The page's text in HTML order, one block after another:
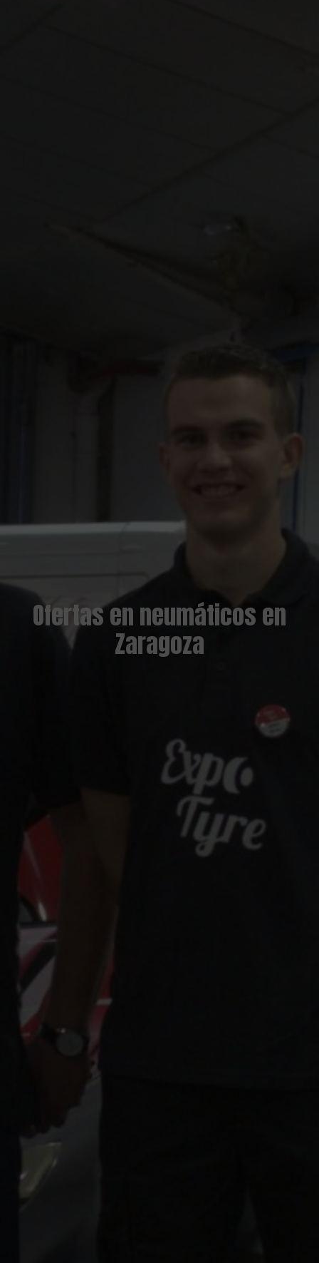
Ofertas en neumáticos en
Zaragoza